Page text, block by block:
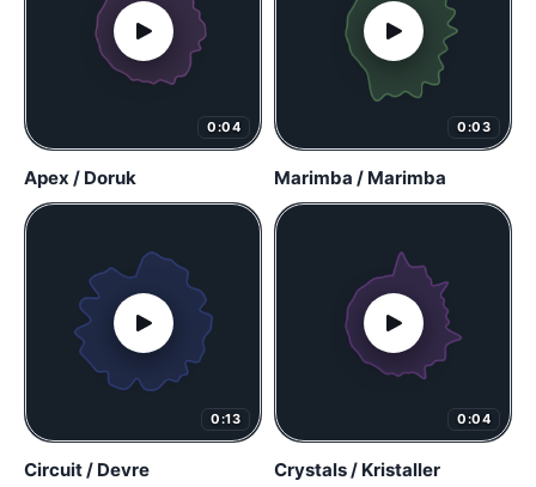
0:04
Apex / Doruk
0:03
Marimba / Marimba
0:13
Circuit / Devre
0:04
Crystals / Kristaller